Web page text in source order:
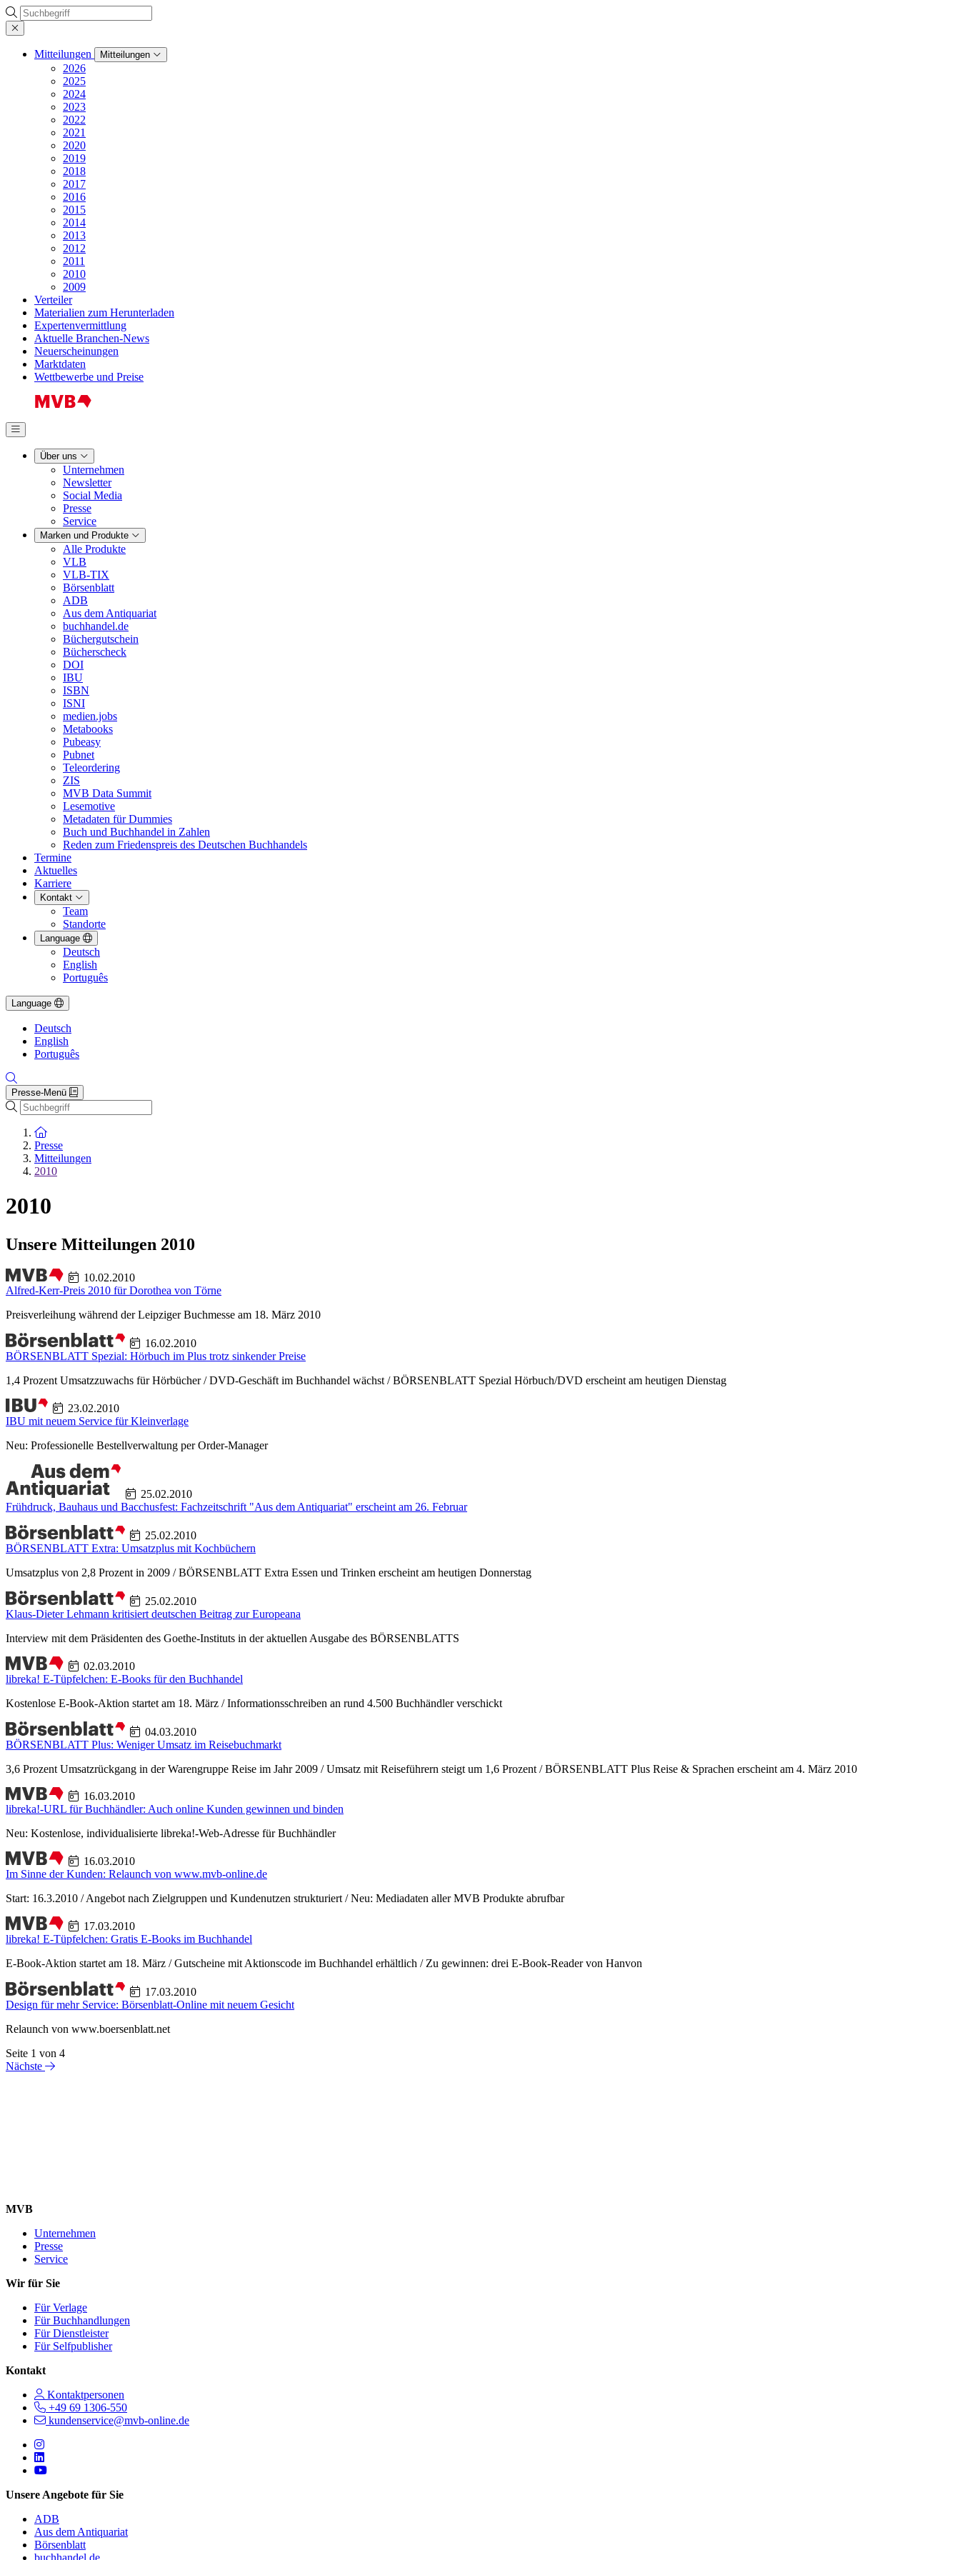
Suche
Mitteilungen Mitteilungen
2026
2025
2024
2023
2022
2021
2020
2019
2018
2017
2016
2015
2014
2013
2012
2011
2010
2009
Verteiler
Materialien zum Herunterladen
Expertenvermittlung
Aktuelle Branchen-News
Neuerscheinungen
Marktdaten
Wettbewerbe und Preise
Über uns
Unternehmen
Newsletter
Social Media
Presse
Service
Marken und Produkte
Alle Produkte
VLB
VLB-TIX
Börsenblatt
ADB
Aus dem Antiquariat
buchhandel.de
Büchergutschein
Bücherscheck
DOI
IBU
ISBN
ISNI
medien.jobs
Metabooks
Pubeasy
Pubnet
Teleordering
ZIS
MVB Data Summit
Lesemotive
Metadaten für Dummies
Buch und Buchhandel in Zahlen
Reden zum Friedenspreis des Deutschen Buchhandels
Termine
Aktuelles
Karriere
Kontakt
Team
Standorte
Language
Deutsch
English
Português
Language
Deutsch
English
Português
Presse-Menü
Suche
Zur Startseite
Presse
Mitteilungen
2010
2010
Unsere Mitteilungen 2010
10.02.2010
Alfred-Kerr-Preis 2010 für Dorothea von Törne
Preisverleihung während der Leipziger Buchmesse am 18. März 2010
16.02.2010
BÖRSENBLATT Spezial: Hörbuch im Plus trotz sinkender Preise
1,4 Prozent Umsatzzuwachs für Hörbücher / DVD-Geschäft im Buchhandel wächst / BÖRSENBLATT Spezial Hörbuch/DVD erscheint am heutigen Dienstag
23.02.2010
IBU mit neuem Service für Kleinverlage
Neu: Professionelle Bestellverwaltung per Order-Manager
25.02.2010
Frühdruck, Bauhaus und Bacchusfest: Fachzeitschrift "Aus dem Antiquariat" erscheint am 26. Februar
25.02.2010
BÖRSENBLATT Extra: Umsatzplus mit Kochbüchern
Umsatzplus von 2,8 Prozent in 2009 / BÖRSENBLATT Extra Essen und Trinken erscheint am heutigen Donnerstag
25.02.2010
Klaus-Dieter Lehmann kritisiert deutschen Beitrag zur Europeana
Interview mit dem Präsidenten des Goethe-Instituts in der aktuellen Ausgabe des BÖRSENBLATTS
02.03.2010
libreka! E-Tüpfelchen: E-Books für den Buchhandel
Kostenlose E-Book-Aktion startet am 18. März / Informationsschreiben an rund 4.500 Buchhändler verschickt
04.03.2010
BÖRSENBLATT Plus: Weniger Umsatz im Reisebuchmarkt
3,6 Prozent Umsatzrückgang in der Warengruppe Reise im Jahr 2009 / Umsatz mit Reiseführern steigt um 1,6 Prozent / BÖRSENBLATT Plus Reise & Sprachen erscheint am 4. März 2010
16.03.2010
libreka!-URL für Buchhändler: Auch online Kunden gewinnen und binden
Neu: Kostenlose, individualisierte libreka!-Web-Adresse für Buchhändler
16.03.2010
Im Sinne der Kunden: Relaunch von www.mvb-online.de
Start: 16.3.2010 / Angebot nach Zielgruppen und Kundenutzen strukturiert / Neu: Mediadaten aller MVB Produkte abrufbar
17.03.2010
libreka! E-Tüpfelchen: Gratis E-Books im Buchhandel
E-Book-Aktion startet am 18. März / Gutscheine mit Aktionscode im Buchhandel erhältlich / Zu gewinnen: drei E-Book-Reader von Hanvon
17.03.2010
Design für mehr Service: Börsenblatt-Online mit neuem Gesicht
Relaunch von www.boersenblatt.net
Seite 1 von 4
Nächste
MVB
Unternehmen
Presse
Service
Wir für Sie
Für Verlage
Für Buchhandlungen
Für Dienstleister
Für Selfpublisher
Kontakt
Kontaktpersonen
+49 69 1306-550
kundenservice@mvb-online.de
Follow us on https://www.instagram.com/lifeatmvb/
Follow us on https://www.linkedin.com/company/mvbbooks
Follow us on https://www.youtube.com/@mvbbooks
Unsere Angebote für Sie
ADB
Aus dem Antiquariat
Börsenblatt
buchhandel.de